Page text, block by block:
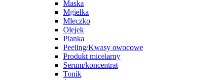
Maska
Mgiełka
Mleczko
Olejek
Pianka
Peeling/Kwasy owocowe
Produkt micelarny
Serum/koncentrat
Tonik